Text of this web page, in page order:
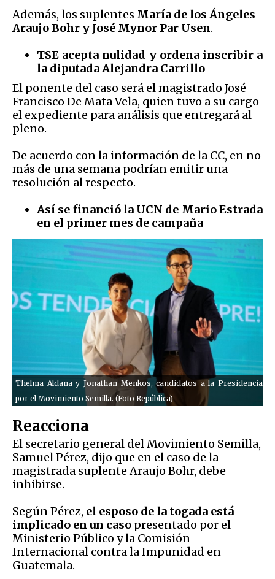
Además, los suplentes María de los Ángeles
Araujo Bohr y José Mynor Par Usen.
TSE acepta nulidad y ordena inscribir a
la diputada Alejandra Carrillo
El ponente del caso será el magistrado José
Francisco De Mata Vela, quien tuvo a su cargo
el expediente para análisis que entregará al
pleno.
De acuerdo con la información de la CC, en no
más de una semana podrían emitir una
resolución al respecto.
Así se financió la UCN de Mario Estrada
en el primer mes de campaña
Thelma Aldana y Jonathan Menkos, candidatos a la Presidencia
por el Movimiento Semilla. (Foto República)
Reacciona
El secretario general del Movimiento Semilla,
Samuel Pérez, dijo que en el caso de la
magistrada suplente Araujo Bohr, debe
inhibirse.
Según Pérez, el esposo de la togada está
implicado en un caso presentado por el
Ministerio Público y la Comisión
Internacional contra la Impunidad en
Guatemala.